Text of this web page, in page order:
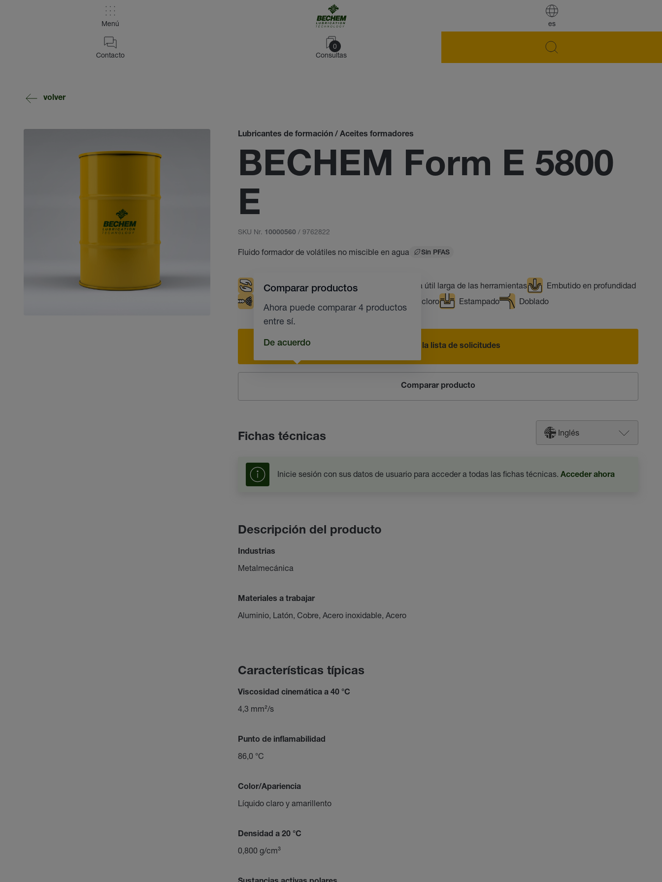
es
Menú
0
Consultas
Contacto
volver
Lubricantes de formación / Aceites formadores
BECHEM Form E 5800
E
SKU Nr. 10000560 / 9762822
Fluido formador de volátiles no miscible en agua Sin PFAS
Respetuoso con el puesto de trabajo Vida útil larga de las herramientas
Embutido en profundidad
Sin cloro Estampado Doblado
Añadir a la lista de solicitudes
Comparar producto
Comparar productos
Ahora puede comparar 4 productos
entre sí.
De acuerdo
Fichas técnicas Inglés
Inicie sesión con sus datos de usuario para acceder a todas las fichas técnicas. Acceder ahora
Descripción del producto
Industrias
Metalmecánica
Materiales a trabajar
Aluminio, Latón, Cobre, Acero inoxidable, Acero
Características típicas
Viscosidad cinemática a 40 °C
4,3 mm²/s
Punto de inflamabilidad
86,0 °C
Color/Apariencia
Líquido claro y amarillento
Densidad a 20 °C
0,800 g/cm³